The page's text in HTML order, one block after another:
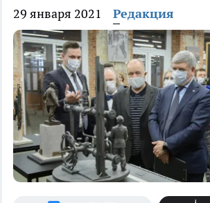
29 января 2021 Редакция